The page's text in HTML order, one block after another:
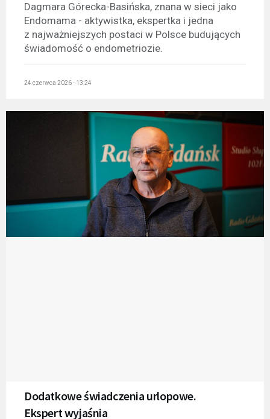
Dagmara Górecka-Basińska, znana w sieci jako
Endomama - aktywistka, ekspertka i jedna
z najważniejszych postaci w Polsce budujących
świadomość o endometriozie.
24 czerwca 2026 - 13:24
Dodatkowe świadczenia urlopowe.
Ekspert wyjaśnia